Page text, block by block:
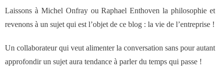
commerciaux
- Formations organisationnelles
Laissons à Michel Onfray ou Raphael Enthoven la philosophie et
revenons à un sujet qui est l’objet de ce blog : la vie de l’entreprise !
Un collaborateur qui veut alimenter la conversation sans pour autant
approfondir un sujet aura tendance à parler du temps qui passe !